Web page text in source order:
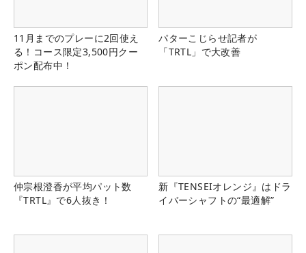
11月までのプレーに2回使え
る！コース限定3,500円クー
ポン配布中！
パターこじらせ記者が
「TRTL」で大改善
仲宗根澄香が平均パット数
『TRTL』で6人抜き！
新『TENSEIオレンジ』はドラ
イバーシャフトの“最適解”